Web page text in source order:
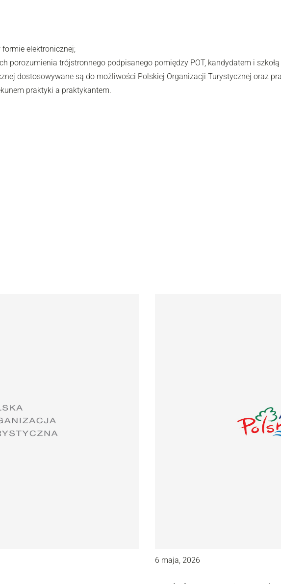
elektronicznej;
porozumienia trójstronnego podpisanego pomiędzy POT, kandydatem i
dostosowywane są do możliwości Polskiej Organizacji Turystycznej oraz
praktyki a praktykantem.
6 maja, 2026